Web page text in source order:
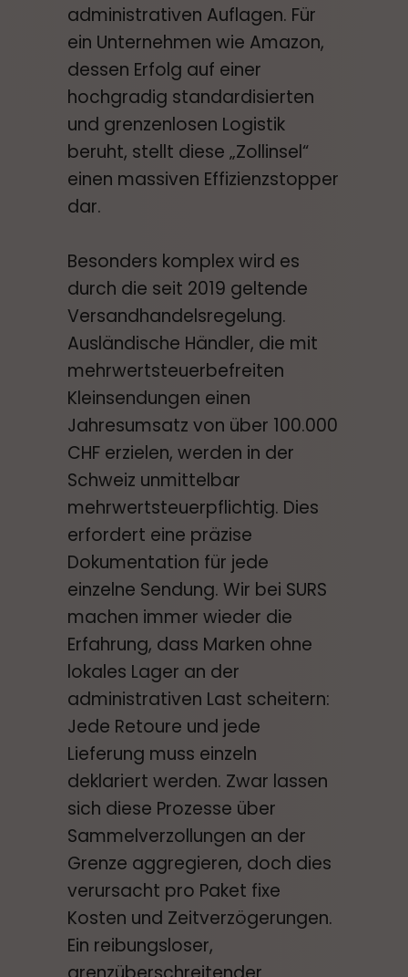
administrativen Auflagen. Für
ein Unternehmen wie Amazon,
dessen Erfolg auf einer
hochgradig standardisierten
und grenzenlosen Logistik
beruht, stellt diese „Zollinsel“
einen massiven Effizienzstopper
dar.
Besonders komplex wird es
durch die seit 2019 geltende
Versandhandelsregelung.
Ausländische Händler, die mit
mehrwertsteuerbefreiten
Kleinsendungen einen
Jahresumsatz von über 100.000
CHF erzielen, werden in der
Schweiz unmittelbar
mehrwertsteuerpflichtig. Dies
erfordert eine präzise
Dokumentation für jede
einzelne Sendung. Wir bei SURS
machen immer wieder die
Erfahrung, dass Marken ohne
lokales Lager an der
administrativen Last scheitern:
Jede Retoure und jede
Lieferung muss einzeln
deklariert werden. Zwar lassen
sich diese Prozesse über
Sammelverzollungen an der
Grenze aggregieren, doch dies
verursacht pro Paket fixe
Kosten und Zeitverzögerungen.
Ein reibungsloser,